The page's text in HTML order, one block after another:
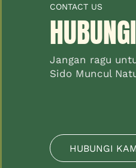
CONTACT US
Jangan ragu
Sido Muncul
HUBUNGI